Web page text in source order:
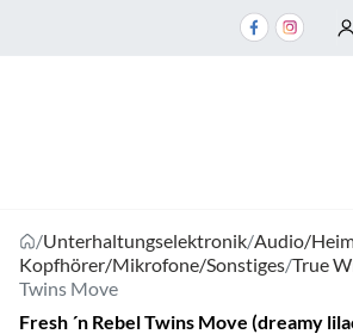
/Unterhaltungselektronik/Audio/
Kopfhörer/Mikrofone/Sonstiges/True
Twins Move
Fresh ´n Rebel Twins Move (dreamy